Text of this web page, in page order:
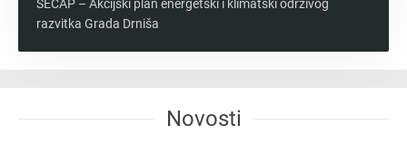
SECAP – Akcijski plan energetski i klimatski održivog
razvitka Grada Drniša
Novosti